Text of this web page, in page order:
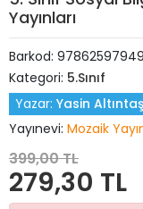
Yayınları
Barkod:
Kategori: 5.Sınıf
Yazar: Yasin Altıntaş
Yayınevi: Mozaik
399,00 TL
279,30 TL